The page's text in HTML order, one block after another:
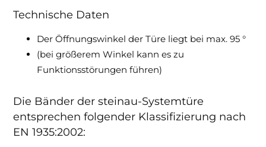
Technische Daten
Der Öffnungswinkel der Türe liegt bei max. 95 °
(bei größerem Winkel kann es zu
Funktionsstörungen führen)
Die Bänder der steinau-Systemtüre
entsprechen folgender Klassifizierung nach
EN 1935:2002: